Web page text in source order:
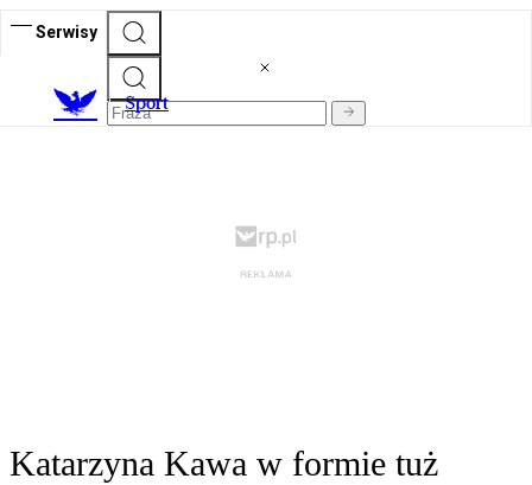
Serwisy
Sport
Katarzyna Kawa w formie tuż